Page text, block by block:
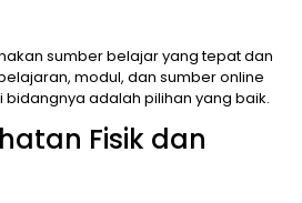
sumber belajar yang tepat dan
modul, dan sumber online
bidangnya adalah pilihan yang baik.
Fisik dan